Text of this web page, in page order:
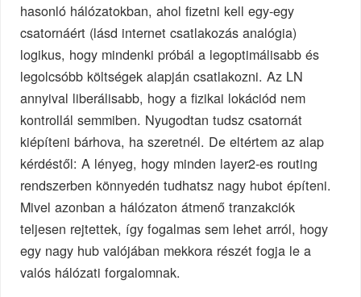
hasonló hálózatokban, ahol fizetni kell egy-egy
csatornáért (lásd internet csatlakozás analógia)
logikus, hogy mindenki próbál a legoptimálisabb és
legolcsóbb költségek alapján csatlakozni. Az LN
annyival liberálisabb, hogy a fizikai lokációd nem
kontrollál semmiben. Nyugodtan tudsz csatornát
kiépíteni bárhova, ha szeretnél. De eltértem az alap
kérdéstől: A lényeg, hogy minden layer2-es routing
rendszerben könnyedén tudhatsz nagy hubot építeni.
Mivel azonban a hálózaton átmenő tranzakciók
teljesen rejtettek, így fogalmas sem lehet arról, hogy
egy nagy hub valójában mekkora részét fogja le a
valós hálózati forgalomnak.